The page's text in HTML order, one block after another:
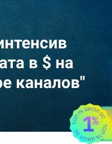
в $ на
каналов"